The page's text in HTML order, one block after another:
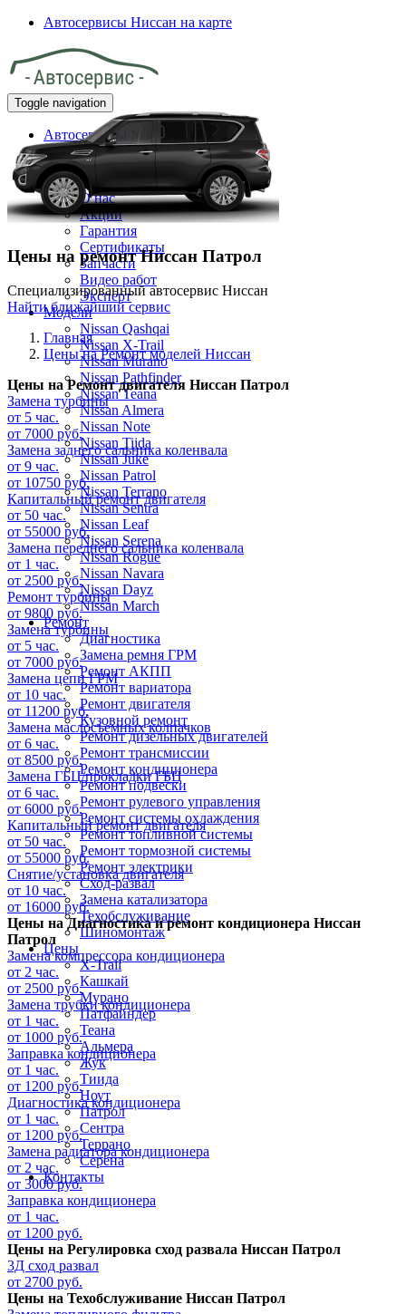
Автосервисы Ниссан на карте
Toggle navigation
Автосервисы Nissan на карте
Главная
Клиенту
О нас
Акции
Гарантия
Сертификаты
Запчасти
Видео работ
Эксперт
Модели
Nissan Qashqai
Nissan X-Trail
Nissan Murano
Nissan Pathfinder
Nissan Teana
Nissan Almera
Nissan Note
Nissan Tiida
Nissan Juke
Nissan Patrol
Nissan Terrano
Nissan Sentra
Nissan Leaf
Nissan Serena
Nissan Rogue
Nissan Navara
Nissan Dayz
Nissan March
Ремонт
Диагностика
Замена ремня ГРМ
Ремонт АКПП
Ремонт вариатора
Ремонт двигателя
Кузовной ремонт
Ремонт дизельных двигателей
Ремонт трансмиссии
Ремонт кондиционера
Ремонт подвески
Ремонт рулевого управления
Ремонт системы охлаждения
Ремонт топливной системы
Ремонт тормозной системы
Ремонт электрики
Сход-развал
Замена катализатора
Техобслуживание
Шиномонтаж
Цены
X-Trail
Кашкай
Мурано
Патфайндер
Теана
Альмера
Жук
Тиида
Ноут
Патрол
Сентра
Террано
Серена
Контакты
Цены на ремонт Ниссан Патрол
Специализированный автосервис Ниссан
Найти ближайший сервис
Главная
Цены на Ремонт моделей Ниссан
Цены наРемонт двигателя Ниссан Патрол
Замена турбины
от 5 час.
от 7000 руб.
Замена заднего сальника коленвала
от 9 час.
от 10750 руб.
Капитальный ремонт двигателя
от 50 час.
от 55000 руб.
Замена переднего сальника коленвала
от 1 час.
от 2500 руб.
Ремонт турбины
от 9800 руб.
Замена турбины
от 5 час.
от 7000 руб.
Замена цепи ГРМ
от 10 час.
от 11200 руб.
Замена маслосъемных колпачков
от 6 час.
от 8500 руб.
Замена ГБЦ/прокладки ГБЦ
от 6 час.
от 6000 руб.
Капитальный ремонт двигателя
от 50 час.
от 55000 руб.
Снятие/установка двигателя
от 10 час.
от 16000 руб.
Цены наДиагностика и ремонт кондиционера Ниссан
Патрол
Замена компрессора кондиционера
от 2 час.
от 2500 руб.
Замена трубки кондиционера
от 1 час.
от 1000 руб.
Заправка кондиционера
от 1 час.
от 1200 руб.
Диагностика кондиционера
от 1 час.
от 1200 руб.
Замена радиатора кондиционера
от 2 час.
от 3000 руб.
Заправка кондиционера
от 1 час.
от 1200 руб.
Цены на Регулировка сход развала Ниссан Патрол
3Д сход развал
от 2700 руб.
Цены на Техобслуживание Ниссан Патрол